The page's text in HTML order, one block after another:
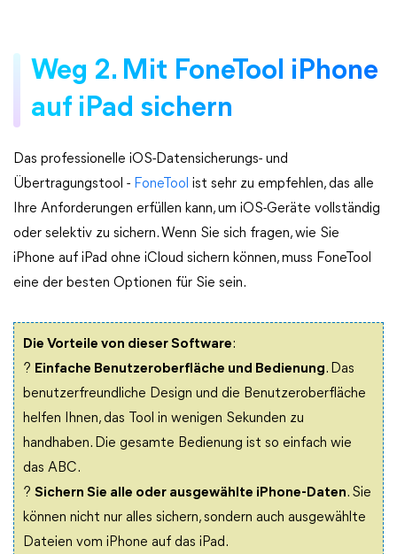
Weg 2. Mit FoneTool iPhone
auf iPad sichern
Das professionelle iOS-Datensicherungs- und
Übertragungstool - FoneTool ist sehr zu empfehlen, das alle
Ihre Anforderungen erfüllen kann, um iOS-Geräte vollständig
oder selektiv zu sichern. Wenn Sie sich fragen, wie Sie
iPhone auf iPad ohne iCloud sichern können, muss FoneTool
eine der besten Optionen für Sie sein.
Die Vorteile von dieser Software:
? Einfache Benutzeroberfläche und Bedienung. Das
benutzerfreundliche Design und die Benutzeroberfläche
helfen Ihnen, das Tool in wenigen Sekunden zu
handhaben. Die gesamte Bedienung ist so einfach wie
das ABC.
? Sichern Sie alle oder ausgewählte iPhone-Daten. Sie
können nicht nur alles sichern, sondern auch ausgewählte
Dateien vom iPhone auf das iPad.